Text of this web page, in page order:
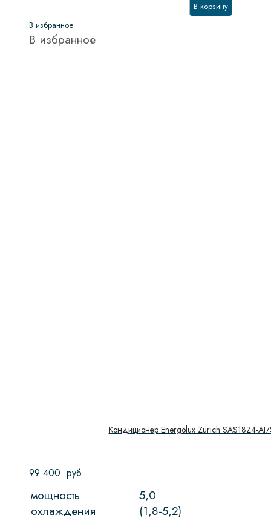
В корзину
В избранное
В избранное
Кондиционер Energolux Zurich SAS18Z4-AI/
99 400 руб
мощность
охлаждения
5,0
(1,8-5,2)